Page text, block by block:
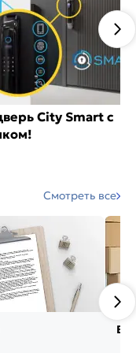
City Smart с
Смотреть все